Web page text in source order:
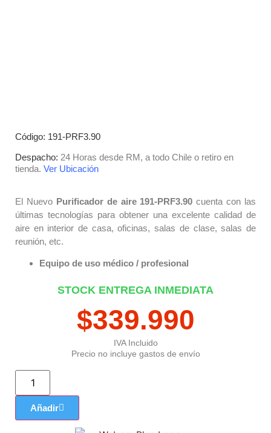
Código: 191-PRF3.90
Despacho: 24 Horas desde RM, a todo Chile o retiro en
tienda. Ver Ubicación
El Nuevo Purificador de aire 191-PRF3.90cuenta con las
últimas tecnologías para obtener una excelente calidad de
aire en interior de casa, oficinas, salas de clase, salas de
reunión, etc.
Equipo de uso médico / profesional
STOCK ENTREGA INMEDIATA
$339.990
IVA Incluido
Precio no incluye gastos de envío
Añadir